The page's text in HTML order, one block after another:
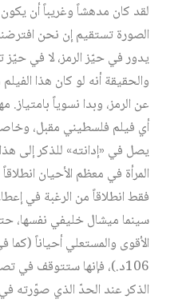
لقد كان مدهشاً وغريباً أن
الصورة تستقيم إن نحن
يدور في حيّز الرمز، لا في حيّز
والحقيقة أنه لو كان هذا
عن الرمز، وبدا نسوياً
أي فيلم فلسطيني مقبل،
يصل في «إدانته» للذكر إلى
المرأة في معظم الأحيان
فقط انطلاقاً من الرغبة في
سينما ميشال خليفي نفسها،
106د.)، فإنها ستتوقف في
الذكر عند الحدّ الذي صوّرته